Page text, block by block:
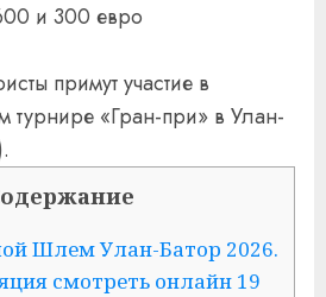
и 300 евро
примут участие в
турнире «Гран-при» в Улан-
Шлем Улан-Батор 2026.
смотреть онлайн 19